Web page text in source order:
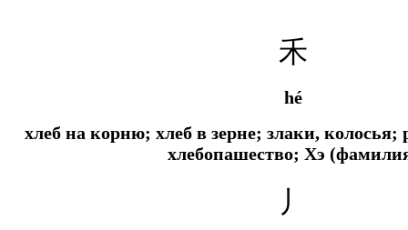
禾
hé
хлеб на корню; хлеб в зерне; злаки, колосья;
хлебопашество; Хэ
丿